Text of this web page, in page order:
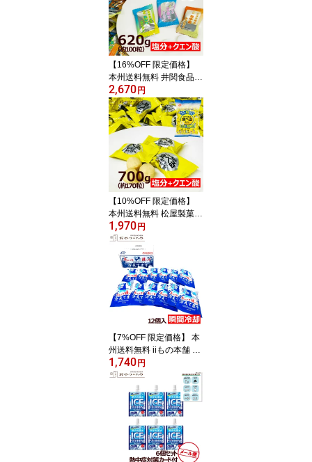
【16%OFF 限定価格】
本州送料無料 井関食品
【タブ】 熱中飴タブレッ
トミックス スタンドパッ
ク 620g （個包装 約100
粒） 3種の味 熱中症対策
夏季の災害対策 塩分補給
業務用
2,670 円
【10%OFF 限定価格】
本州送料無料 松屋製菓
食べる塩レモンキャンデ
ィ 700g （個包装 約170
粒） 業務用 暑さ 猛暑 熱
中症対策 夏季の災害対策
1,970 円
【7%OFF 限定価格】 本
州送料無料 iiもの本舗 瞬
間冷却パック 12個入り
ギュッと握って 冷えてま
す 熱中症対策 夏季の災
害対策 業務用
1,740 円